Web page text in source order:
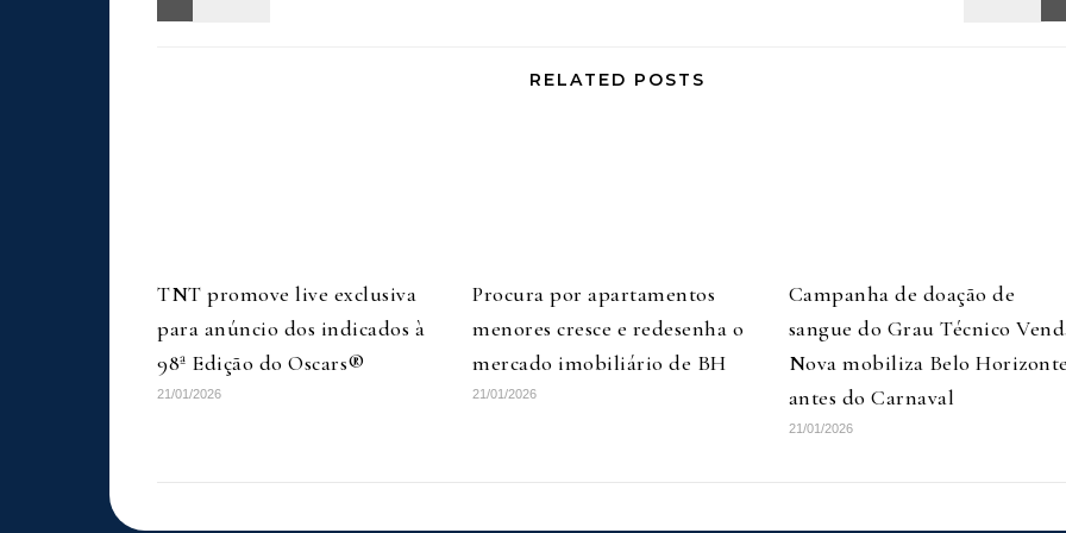
RELATED POSTS
TNT promove live exclusiva
para anúncio dos indicados à
98ª Edição do Oscars®
21/01/2026
Procura por apartamentos
menores cresce e redesenha o
mercado imobiliário de BH
21/01/2026
Campanha de doação de
sangue do Grau Técnico
Nova mobiliza Belo
antes do Carnaval
21/01/2026